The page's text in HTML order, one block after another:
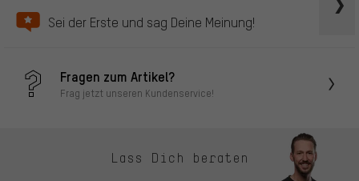
Sei der Erste und sag Deine Meinung!
Fragen zum Artikel?
Frag jetzt unseren Kundenservice!
Lass Dich beraten